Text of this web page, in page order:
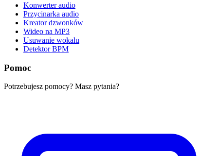
Konwerter audio
Przycinarka audio
Kreator dzwonków
Wideo na MP3
Usuwanie wokalu
Detektor BPM
Pomoc
Potrzebujesz pomocy? Masz pytania?